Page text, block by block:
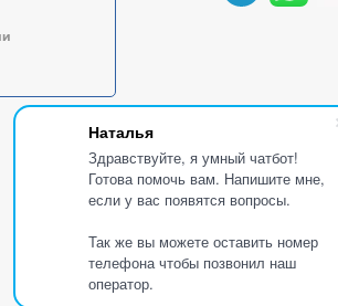
Наталья
Здравствуйте, я умный чатбот!
Готова помочь вам. Напишите мне,
если у вас появятся вопросы.
Так же вы можете оставить номер
телефона чтобы позвонил наш
оператор.